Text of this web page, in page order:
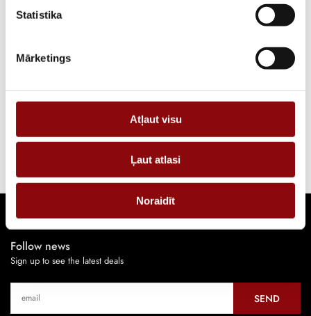
Statistika
Mārketings
Atļaut visu
Ļaut atlasi
Noraidīt
Oil system
View more
Follow news
Sign up to see the latest deals
SEND